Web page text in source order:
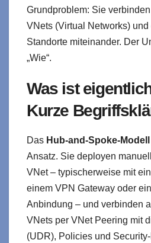
Grundproblem: Sie
VNets (Virtual Networks)
Standorte miteinander. Der
„Wie“.
Was ist
Kurze
Das Hub-and-Spoke-Modell
Ansatz. Sie deployen
VNet – typischerweise mit
einem VPN Gateway oder
Anbindung – und verbinden
VNets per VNet Peering mit
(UDR), Policies und